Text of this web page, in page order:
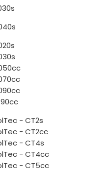
- CT2s
- CT2cc
- CT4s
- CT4cc
- CT5cc